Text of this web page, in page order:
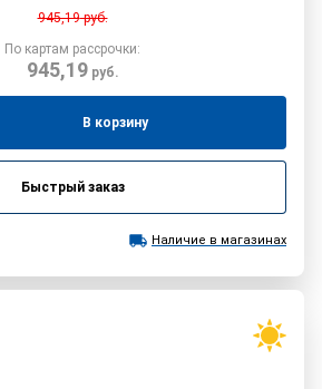
945,19руб.
По картам рассрочки:
945,19руб.
В корзину
Быстрый заказ
Наличие в магазинах